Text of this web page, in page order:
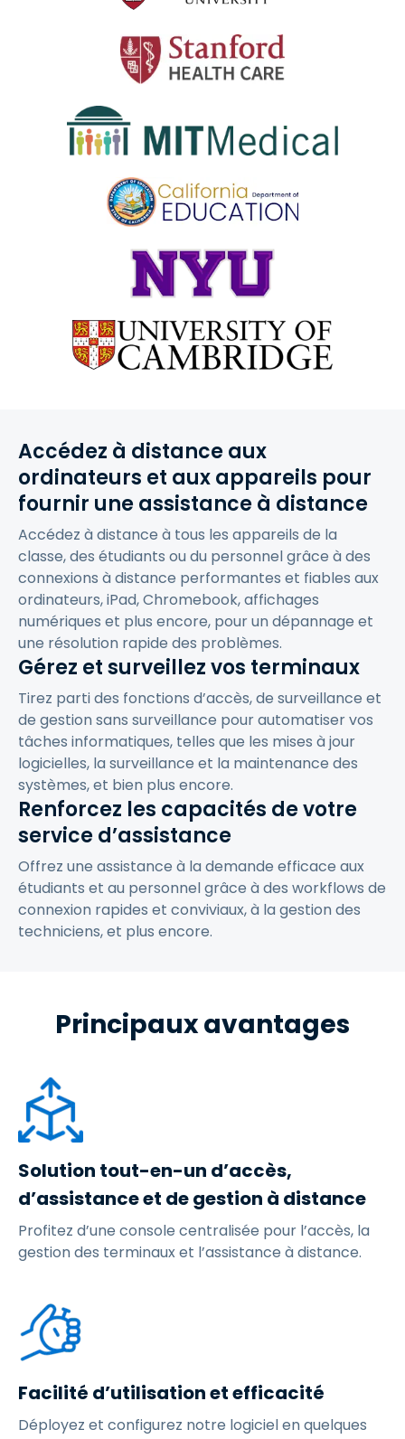
Accédez à distance aux
ordinateurs et aux appareils pour
fournir une assistance à distance
Accédez à distance à tous les appareils de la
classe, des étudiants ou du personnel grâce à des
connexions à distance performantes et fiables aux
ordinateurs, iPad, Chromebook, affichages
numériques et plus encore, pour un dépannage et
une résolution rapide des problèmes.
Gérez et surveillez vos terminaux
Tirez parti des fonctions d’accès, de surveillance et
de gestion sans surveillance pour automatiser vos
tâches informatiques, telles que les mises à jour
logicielles, la surveillance et la maintenance des
systèmes, et bien plus encore.
Renforcez les capacités de votre
service d’assistance
Offrez une assistance à la demande efficace aux
étudiants et au personnel grâce à des workflows de
connexion rapides et conviviaux, à la gestion des
techniciens, et plus encore.
Principaux avantages
Solution tout-en-un d’accès,
d’assistance et de gestion à distance
Profitez d’une console centralisée pour l’accès, la
gestion des terminaux et l’assistance à distance.
Facilité d’utilisation et efficacité
Déployez et configurez notre logiciel en quelques